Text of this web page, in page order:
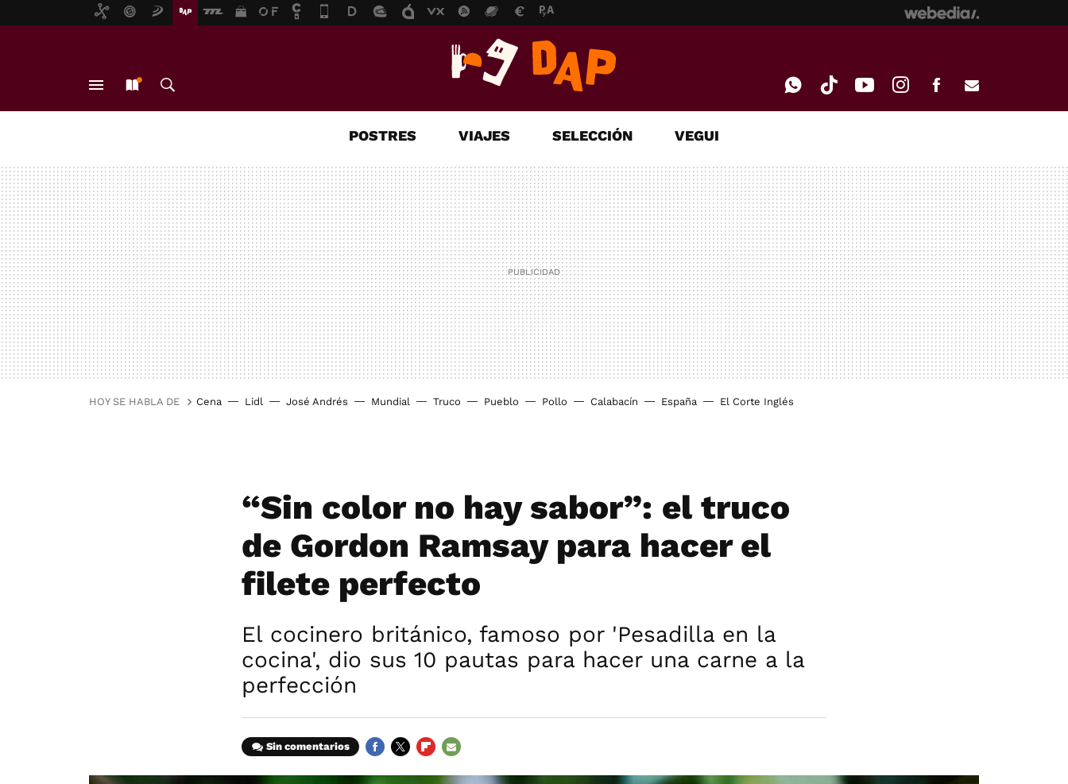
MAIL
POSTRES VIAJES SELECCIÓN VEGUI
HOY SE HABLA DE Cena Lidl José Andrés Mundial Truco Pueblo Pollo Calabacín España El Corte Inglés
“Sin color no hay sabor”: el truco
de Gordon Ramsay para hacer el
filete perfecto
El cocinero británico, famoso por 'Pesadilla en la
cocina', dio sus 10 pautas para hacer una carne a la
perfección
Sin comentarios